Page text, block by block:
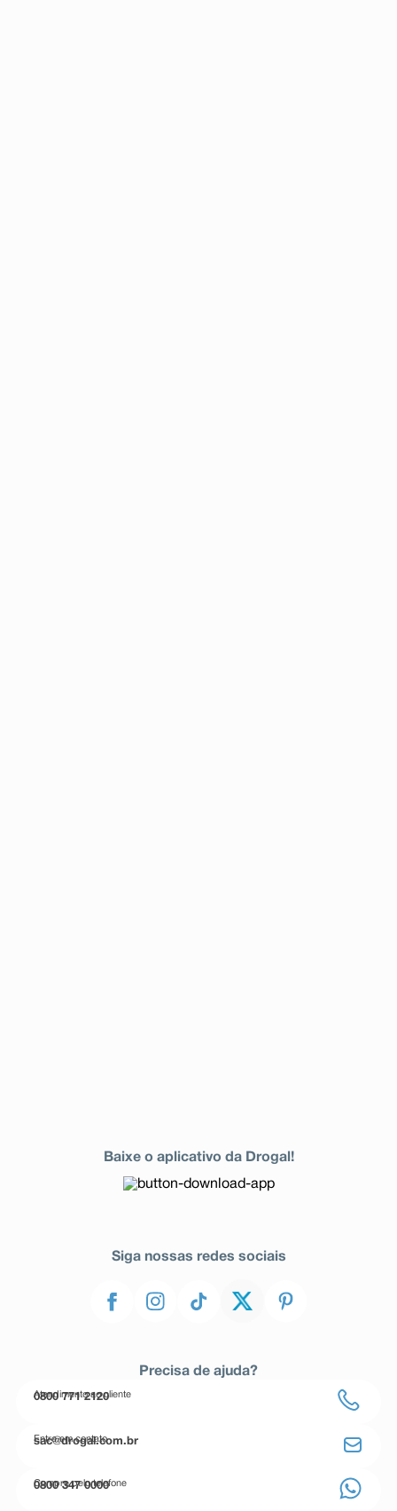
Baixe o aplicativo da Drogal!
Siga nossas redes sociais
Precisa de ajuda?
Atendimento ao cliente
0800 771 2120
Entre em contato
sac@drogal.com.br
Compre pelo telefone
0800 347 0000